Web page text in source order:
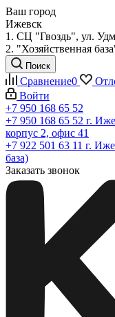
Ваш город
Ижевск
1. СЦ "Гвоздь", ул.
2. "Хозяйственная
Поиск
Сравнение0
Войти
+7 950 168 65 52
+7 950 168 65 52 г.
корпус 2, офис 41
+7 922 501 63 11 г.
база)
Заказать звонок